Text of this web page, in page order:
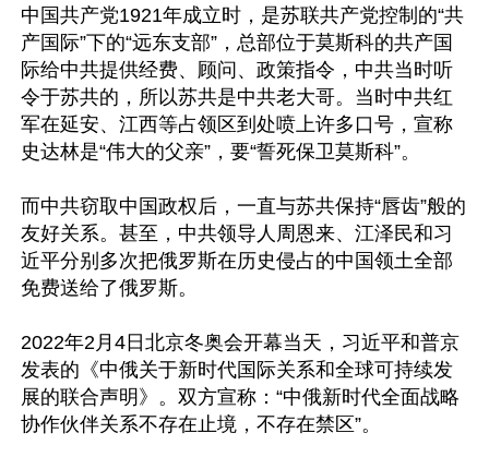
中国共产党1921年成立时，是苏联共产党控制的“共
产国际”下的“远东支部”，总部位于莫斯科的共产国
际给中共提供经费、顾问、政策指令，中共当时听
令于苏共的，所以苏共是中共老大哥。当时中共红
军在延安、江西等占领区到处喷上许多口号，宣称
史达林是“伟大的父亲”，要“誓死保卫莫斯科”。
而中共窃取中国政权后，一直与苏共保持“唇齿”般的
友好关系。甚至，中共领导人周恩来、江泽民和习
近平分别多次把俄罗斯在历史侵占的中国领土全部
免费送给了俄罗斯。
2022年2月4日北京冬奥会开幕当天，习近平和普京
发表的《中俄关于新时代国际关系和全球可持续发
展的联合声明》。双方宣称：“中俄新时代全面战略
协作伙伴关系不存在止境，不存在禁区”。